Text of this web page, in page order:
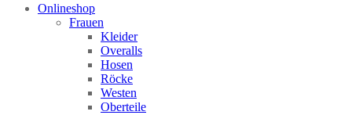
Onlineshop
Frauen
Kleider
Overalls
Hosen
Röcke
Westen
Oberteile